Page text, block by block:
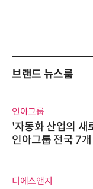
브랜드 뉴스룸
로운 가능성'…
도시 세미나 페